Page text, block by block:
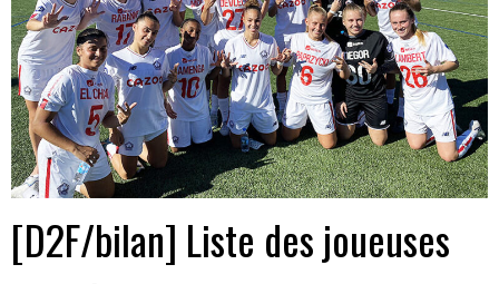
[D2F/bilan] Liste des joueuses